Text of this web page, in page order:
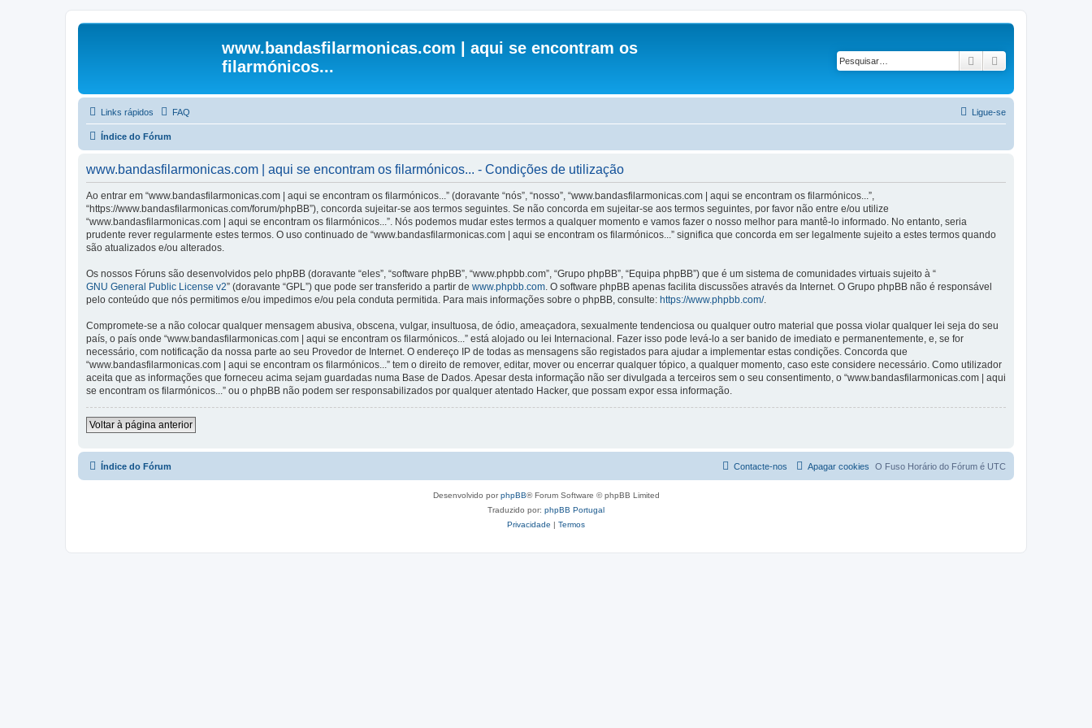
www.bandasfilarmonicas.com | aqui se encontram os
filarmónicos...
Pesquisar
Links rápidos FAQ Ligue-se
Índice do Fórum
www.bandasfilarmonicas.com | aqui se encontram os filarmónicos... - Condições de utilização
Ao entrar em “www.bandasfilarmonicas.com | aqui se encontram os filarmónicos...” (doravante “nós”, “nosso”, “www.bandasfilarmonicas.com | aqui se encontram os filarmónicos...”,
“https://www.bandasfilarmonicas.com/forum/phpBB”), concorda sujeitar-se aos termos seguintes. Se não concorda em sujeitar-se aos termos seguintes, por favor não entre e/ou utilize
“www.bandasfilarmonicas.com | aqui se encontram os filarmónicos...”. Nós podemos mudar estes termos a qualquer momento e vamos fazer o nosso melhor para mantê-lo informado. No entanto, seria
prudente rever regularmente estes termos. O uso continuado de “www.bandasfilarmonicas.com | aqui se encontram os filarmónicos...” significa que concorda em ser legalmente sujeito a estes termos quando
são atualizados e/ou alterados.
Os nossos Fóruns são desenvolvidos pelo phpBB (doravante “eles”, “software phpBB”, “www.phpbb.com”, “Grupo phpBB”, “Equipa phpBB”) que é um sistema de comunidades virtuais sujeito à “
GNU General Public License v2” (doravante “GPL”) que pode ser transferido a partir de www.phpbb.com . O software phpBB apenas facilita discussões através da Internet. O Grupo phpBB não é responsável
pelo conteúdo que nós permitimos e/ou impedimos e/ou pela conduta permitida. Para mais informações sobre o phpBB, consulte: https://www.phpbb.com/.
Compromete-se a não colocar qualquer mensagem abusiva, obscena, vulgar, insultuosa, de ódio, ameaçadora, sexualmente tendenciosa ou qualquer outro material que possa violar qualquer lei seja do seu
país, o país onde “www.bandasfilarmonicas.com | aqui se encontram os filarmónicos...” está alojado ou lei Internacional. Fazer isso pode levá-lo a ser banido de imediato e permanentemente, e, se for
necessário, com notificação da nossa parte ao seu Provedor de Internet. O endereço IP de todas as mensagens são registados para ajudar a implementar estas condições. Concorda que
“www.bandasfilarmonicas.com | aqui se encontram os filarmónicos...” tem o direito de remover, editar, mover ou encerrar qualquer tópico, a qualquer momento, caso este considere necessário. Como utilizador
aceita que as informações que forneceu acima sejam guardadas numa Base de Dados. Apesar desta informação não ser divulgada a terceiros sem o seu consentimento, o “www.bandasfilarmonicas.com | aqui
se encontram os filarmónicos...” ou o phpBB não podem ser responsabilizados por qualquer atentado Hacker, que possam expor essa informação.
Voltar à página anterior
Índice do Fórum O Fuso Horário do Fórum é UTC
Apagar cookies
Contacte-nos
Desenvolvido porphpBB® Forum Software © phpBB Limited
Traduzido por: phpBB Portugal
Privacidade | Termos